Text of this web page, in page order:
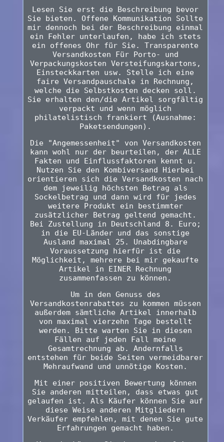
Lesen Sie erst die Beschreibung bevor
Sie bieten. Offene Kommunikation Sollte
mir dennoch bei der Beschreibung einmal
ein Fehler unterlaufen, habe ich stets
ein offenes Ohr für Sie. Transparente
Versandkosten Für Porto- und
Verpackungskosten Versteifungskartons,
Einsteckkarten usw. Stelle ich eine
faire Versandpauschale in Rechnung,
welche die Selbstkosten decken soll.
Sie erhalten den/die Artikel sorgfältig
verpackt und wenn möglich
philatelistisch frankiert (Ausnahme:
Paketsendungen).
Die "Angemessenheit" von Versandkosten
kann wohl nur der beurteilen, der ALLE
Fakten und Einflussfaktoren kennt u.
Nutzen Sie den Kombiversand Hierbei
orientieren sich die Versandkosten nach
dem jeweilig höchsten Betrag als
Sockelbetrag und dann wird für jedes
weitere Produkt ein bestimmter
zusätzlicher Betrag geltend gemacht.
Bei Zustellung in Deutschland 8. Euro;
in die EU-Länder und das sonstige
Ausland maximal 25. Unabdingbare
Voraussetzung hierfür ist die
Möglichkeit, mehrere bei mir gekaufte
Artikel in EINER Rechnung
zusammenfassen zu können.
Um in den Genuss des
Versandkostenrabattes zu kommen müssen
außerdem sämtliche Artikel innerhalb
von maximal vierzehn Tage bestellt
werden. Bitte warten Sie in diesen
Fällen auf jeden Fall meine
Gesamtrechnung ab. Andernfalls
entstehen für beide Seiten vermeidbarer
Mehraufwand und unnötige Kosten.
Mit einer positiven Bewertung können
Sie anderen mitteilen, dass etwas gut
gelaufen ist. Als Käufer können Sie auf
diese Weise anderen Mitgliedern
Verkäufer empfehlen, mit denen Sie gute
Erfahrungen gemacht haben.